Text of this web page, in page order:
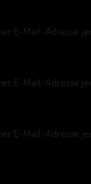
E-Mail-Adresse
E-Mail-Adresse
E-Mail-Adresse